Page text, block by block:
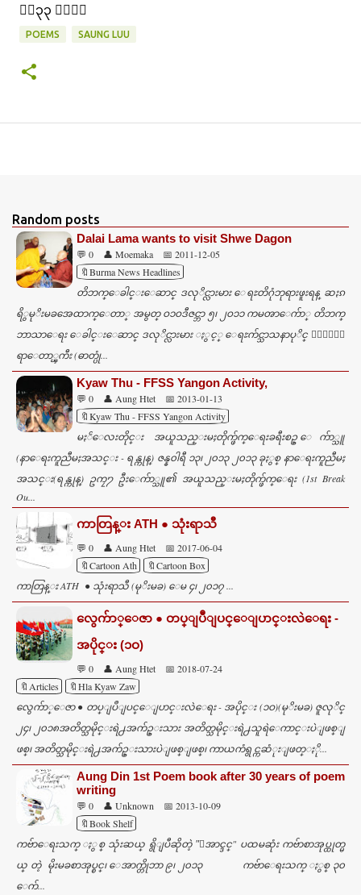
၂း၃၃ နာရီ
POEMS SAUNG LUU
Random posts
Dalai Lama wants to visit Shwe Dagon
💬 0 👤 Moemaka
📅 2011-12-05
🔖Burma News Headlines
တိဘက္ေခါင္းေဆာင္ ဒလုိင္လားမား ေရႊတိဂုံဘုရားဖူးရန္ ဆႏၵ
ရိွမုိးမခအေထာက္ေတာ္ အမွတ္ ဝ၁ဝဒီဇင္ဘာ ၅၊ ၂ဝ၁၁ ကမၻာေက်ာ္ တိဘက္
ဘာသာေရး ေခါင္းေဆာင္ ဒလုိင္လားမား ႏွင့္ ေရႊက်င္သာသနာပုိင္ ၀ါဆုိဆ
ရာေတာ္ၾကီး (ဓာတ္ပုံ...
Kyaw Thu - FFSS Yangon Activity,
💬 0 👤 Aung Htet
📅 2013-01-13
🔖Kyaw Thu - FFSS Yangon Activity
မႏၲေလးတိုင္း အယူသည္းမႈတိုက္ဖ်က္ေရးခရီးစဥ္ ေက်ာ္သူ
(နာေရးကူညီမႈအသင္း - ရန္ကုန္) ဇန္န၀ါရီ ၁၃၊ ၂၀၁၃ ၂၀၁၃ ခုႏွစ္ နာေရးကူညီမႈ
အသင္း(ရန္ကုန္) ဥကၠ႒ ဦးေက်ာ္သူ၏ အယူသည္းမႈတိုက္ဖ်က္ေရး (1st Break
Ou...
ကာတြန္း ATH ● သုံးရာသီ
💬 0 👤 Aung Htet
📅 2017-06-04
🔖Cartoon Ath
🔖Cartoon Box
ကာတြန္း ATH ● သုံးရာသီ (မုိးမခ) ေမ ၄၊ ၂၀၁၇ ...
လွေက်ာ္ေဇာ ● တပ္ျပဳျပင္ေျပာင္းလဲေရး -
အပိုင္း (၁ဝ)
💬 0 👤 Aung Htet
📅 2018-07-24
🔖Articles
🔖Hla Kyaw Zaw
လွေက်ာ္ေဇာ ● တပ္ျပဳျပင္ေျပာင္းလဲေရး - အပိုင္း (၁ဝ)(မုိးမခ) ဇူလုိင္
၂၄၊ ၂၀၁၈အတိတ္သမိုင္းရဲ႕အက်ဥ္းသား အတိတ္သမိုင္းရဲ႕သူရဲေကာင္းပဲျဖစ္ျ
ဖစ္၊ အတိတ္သမိုင္းရဲ႕အက်ဥ္းသားပဲျဖစ္ျဖစ္၊ ကာယကံရွင္ကဆံုးျဖတ္ႏို...
Aung Din 1st Poem book after 30 years of poem
writing
💬 0 👤 Unknown
📅 2013-10-09
🔖Book Shelf
ကဗ်ာေရးသက္ ႏွစ္ သုံးဆယ္ ရွိျပီဆိုတဲ့ "ေအာင္ဒင္" ပထမဆုံး ကဗ်ာစာအုပ္ထုတ္မ
ယ္ တဲ့ မိုးမခစာအုပ္စင္၊ ေအာက္တိုဘာ ၉၊ ၂၀၁၃ ကဗ်ာေရးသက္ ႏွစ္ ၃၀
ေက်...